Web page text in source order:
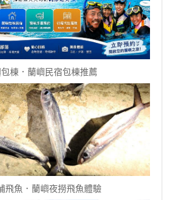
棟．蘭嶼民宿包棟推薦
飛魚．蘭嶼夜撈飛魚體驗